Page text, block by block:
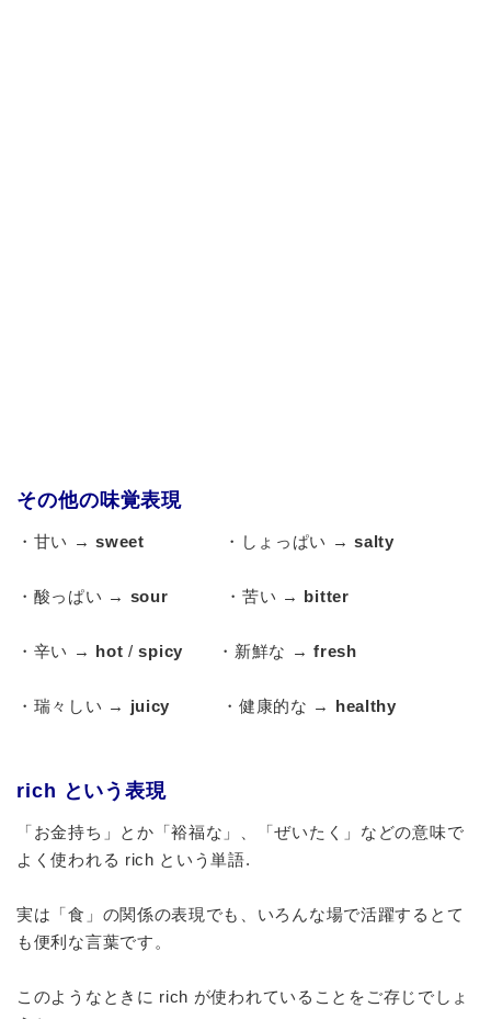
その他の味覚表現
・甘い →sweet ・しょっぱい →salty
・酸っぱい → sour ・苦い → bitter
・辛い → hot /spicy ・新鮮な →fresh
・瑞々しい → juicy ・健康的な → healthy
rich という表現
「お金持ち」とか「裕福な」、「ぜいたく」などの意味で
よく使われる rich という単語.
実は「食」の関係の表現でも、いろんな場で活躍するとて
も便利な言葉です。
このようなときに rich が使われていることをご存じでしょ